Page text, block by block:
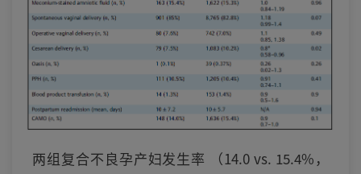
两组复合不良孕产妇发生率 （14.0 vs. 15.4%，